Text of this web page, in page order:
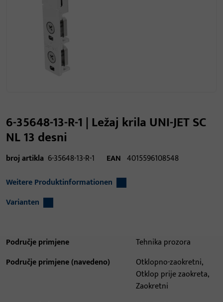
6-35648-13-R-1 | Ležaj krila UNI-JET SC
NL 13 desni
broj artikla 6-35648-13-R-1 EAN 4015596108548
Weitere Produktinformationen
Varianten
Područje primjene
Tehnika prozora
Područje primjene (navedeno)
Otklopno-zaokretni,
Otklop prije zaokreta,
Zaokretni